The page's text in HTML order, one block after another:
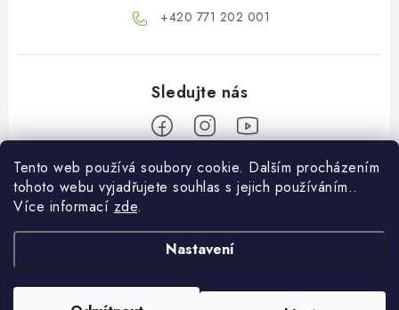
Tento web používá soubory cookie. Dalším procházením
tohoto webu vyjadřujete souhlas s jejich používáním..
Více informací zde.
Nastavení
+420 771 202 001​
Informace pro vás
Doprava a platba
Můj účet